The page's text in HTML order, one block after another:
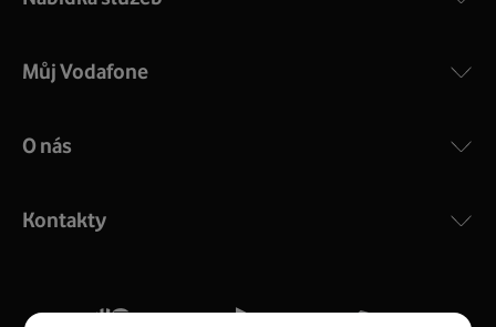
COMPAL CH7465VF
silný signál pro celou domácnost. Kompaktní rozměry 21
Více o COMPAL CH7465VF
Můj Vodafone
O nás
Kontakty